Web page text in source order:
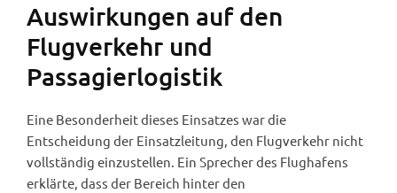
Auswirkungen auf den
Flugverkehr und
Passagierlogistik
Eine Besonderheit dieses Einsatzes war die
Entscheidung der Einsatzleitung, den Flugverkehr nicht
vollständig einzustellen. Ein Sprecher des Flughafens
erklärte, dass der Bereich hinter den